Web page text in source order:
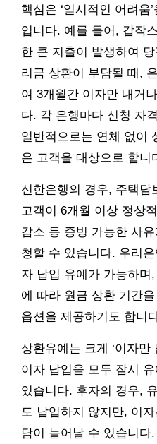
핵심은 ‘일시적인 어려움
입니다. 예를 들어, 갑작
한 큰 지출이 발생하여
리금 상환이 부담될 때,
여 3개월간 이자만 내거
다. 각 은행마다 신청 자
일반적으로는 연체 없이
온 고객을 대상으로 합니
신한은행의 경우, 주택담
고객이 6개월 이상 정상
감소 등 증빙 가능한 사
청할 수 있습니다. 우리
자 납입 유예가 가능하며
에 따라 원금 상환 기간
옵션을 제공하기도 합니
상환유예는 크게 ‘이자만
이자 납입을 모두 잠시
있습니다. 후자의 경우,
도 납입하지 않지만, 이
담이 늘어날 수 있습니